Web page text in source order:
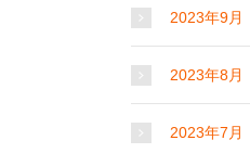
2023年9月
2023年8月
2023年7月